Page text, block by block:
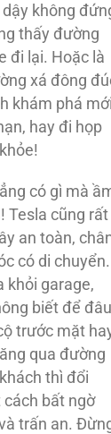
không
thấy đường
đi lại. Hoặc là
xá đông
khám phá
hay đi họp
có gì mà
Tesla cũng rất
an toàn,
có di chuyển.
khỏi garage,
biết để đâu
trước mặt
qua đường
thì đổi
cách bất ngờ
trấn an.